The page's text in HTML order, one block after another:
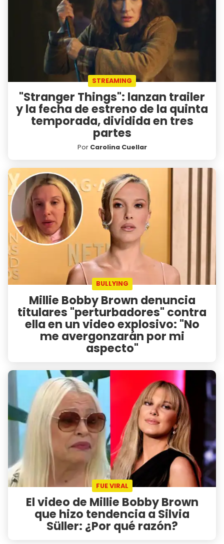
STREAMING
"Stranger Things": lanzan trailer
y la fecha de estreno de la quinta
temporada, dividida en tres
partes
Por Carolina Cuellar
BULLYING
Millie Bobby Brown denuncia
titulares "perturbadores" contra
ella en un video explosivo: "No
me avergonzarán por mi
aspecto"
FUE VIRAL
El video de Millie Bobby Brown
que hizo tendencia a Silvia
Süller: ¿Por qué razón?